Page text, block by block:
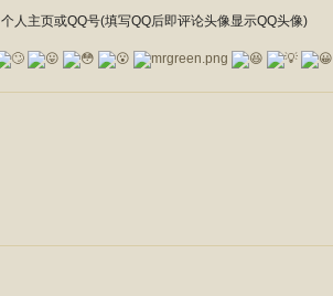
个人主页或QQ号(填写QQ后即评论头像显示QQ头像)